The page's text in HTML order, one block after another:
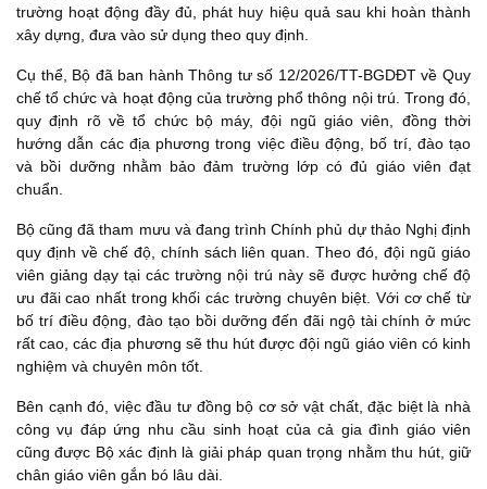
trường hoạt động đầy đủ, phát huy hiệu quả sau khi hoàn thành
xây dựng, đưa vào sử dụng theo quy định.
Cụ thể, Bộ đã ban hành Thông tư số 12/2026/TT-BGDĐT về Quy
chế tổ chức và hoạt động của trường phổ thông nội trú. Trong đó,
quy định rõ về tổ chức bộ máy, đội ngũ giáo viên, đồng thời
hướng dẫn các địa phương trong việc điều động, bố trí, đào tạo
và bồi dưỡng nhằm bảo đảm trường lớp có đủ giáo viên đạt
chuẩn.
Bộ cũng đã tham mưu và đang trình Chính phủ dự thảo Nghị định
quy định về chế độ, chính sách liên quan. Theo đó, đội ngũ giáo
viên giảng dạy tại các trường nội trú này sẽ được hưởng chế độ
ưu đãi cao nhất trong khối các trường chuyên biệt. Với cơ chế từ
bố trí điều động, đào tạo bồi dưỡng đến đãi ngộ tài chính ở mức
rất cao, các địa phương sẽ thu hút được đội ngũ giáo viên có kinh
nghiệm và chuyên môn tốt.
Bên cạnh đó, việc đầu tư đồng bộ cơ sở vật chất, đặc biệt là nhà
công vụ đáp ứng nhu cầu sinh hoạt của cả gia đình giáo viên
cũng được Bộ xác định là giải pháp quan trọng nhằm thu hút, giữ
chân giáo viên gắn bó lâu dài.